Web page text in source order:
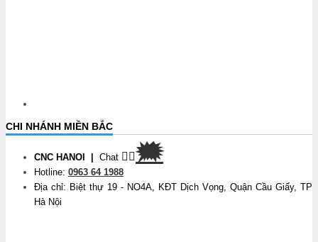
CHI NHÁNH MIỀN BẮC
CNC HANOI | Chat 👉🏽🗯
Hotline: 0963 64 1988
Địa chỉ: Biệt thự 19 - NO4A, KĐT Dịch Vọng, Quận Cầu Giấy, TP
Hà Nội